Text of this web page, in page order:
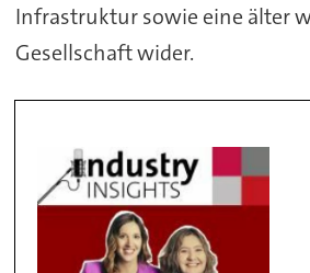
Infrastruktur sowie eine älter
Gesellschaft wider.